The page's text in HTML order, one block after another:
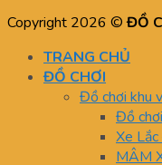
Copyright 2026 ©ĐỒ
TRANG CHỦ
ĐỒ CHƠI
Đồ chơi khu
Đồ
Xe Lắc
MÂM